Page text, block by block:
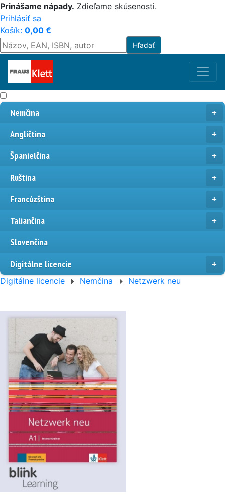
Prinášame nápady. Zdieľame skúsenosti.
Prihlásiť sa
Košík: 0,00 €
Nemčina
Angličtina
Španielčina
Ruština
Francúzština
Taliančina
Slovenčina
Digitálne licencie
Digitálne licencie Nemčina Netzwerk neu